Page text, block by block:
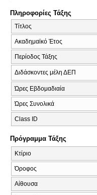
Πληροφορίες Τάξης
Τίτλος
Ακαδημαϊκό Έτος
Περίοδος Τάξης
Διδάσκοντες μέλη ΔΕΠ
Ώρες Εβδομαδιαία
Ώρες Συνολικά
Class ID
Πρόγραμμα Τάξης
Κτίριο
Όροφος
Αίθουσα